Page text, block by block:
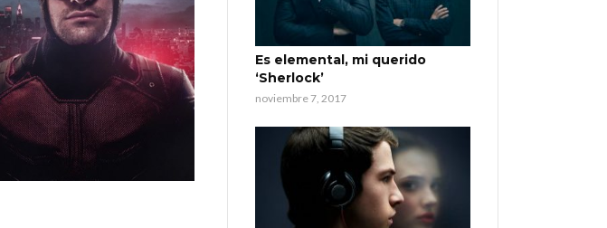
Es elemental, mi querido
‘Sherlock’
noviembre 7, 2017